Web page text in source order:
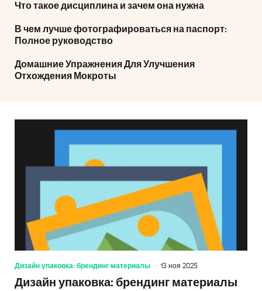
Что такое дисциплина и зачем она нужна
В чем лучше фотографироваться на паспорт:
Полное руководство
Домашние Упражнения Для Улучшения
Отхождения Мокроты
Дизайн упаковка: брендинг материалы 13 ноя 2025
Дизайн упаковка: брендинг материалы